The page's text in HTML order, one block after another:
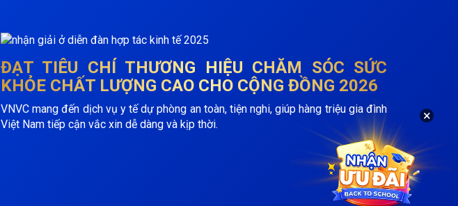
ĐẠT TIÊU CHÍ THƯƠNG HIỆU CHĂM SÓC SỨC
KHỎE CHẤT LƯỢNG CAO CHO CỘNG ĐỒNG 2026
VNVC mang đến dịch vụ y tế dự phòng an toàn, tiện nghi, giúp hàng triệu gia đình
Việt Nam tiếp cận vắc xin dễ dàng và kịp thời.
×